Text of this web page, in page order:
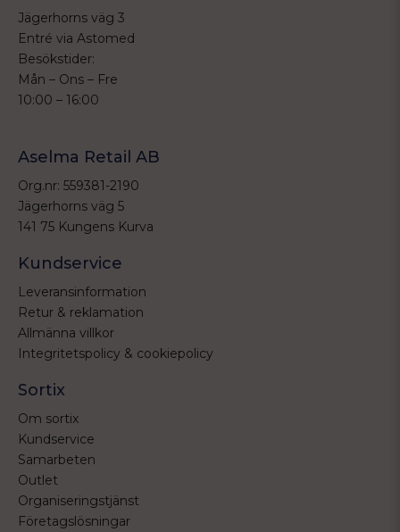
Jägerhorns väg 3
Entré via Astomed
Besökstider:
Mån – Ons – Fre
10:00 – 16:00
Aselma Retail AB
Org.nr: 559381-2190
Jägerhorns väg 5
141 75 Kungens Kurva
Kundservice
Leveransinformation
Retur & reklamation
Allmänna villkor
Integritetspolicy & cookiepolicy
Sortix
Om sortix
Kundservice
Samarbeten
Outlet
Organiseringstjänst
Företagslösningar